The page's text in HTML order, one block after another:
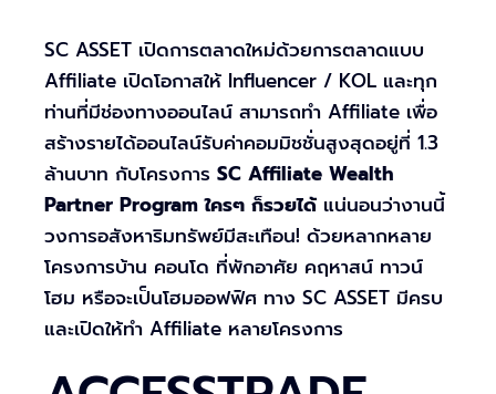
SC ASSET เปิดการตลาดใหม่ด้วยการตลาดแบบ
Affiliate เปิดโอกาสให้ Influencer / KOL และทุก
ท่านที่มีช่องทางออนไลน์ สามารถทำ Affiliate เพื่อ
สร้างรายได้ออนไลน์รับค่าคอมมิชชั่นสูงสุดอยู่ที่ 1.3
ล้านบาท กับโครงการ SC Affiliate Wealth
Partner Program ใครๆ ก็รวยได้ แน่นอนว่างานนี้
วงการอสังหาริมทรัพย์มีสะเทือน! ด้วยหลากหลาย
โครงการบ้าน คอนโด ที่พักอาศัย คฤหาสน์ ทาวน์
โฮม หรือจะเป็นโฮมออฟฟิศ ทาง SC ASSET มีครบ
และเปิดให้ทำ Affiliate หลายโครงการ